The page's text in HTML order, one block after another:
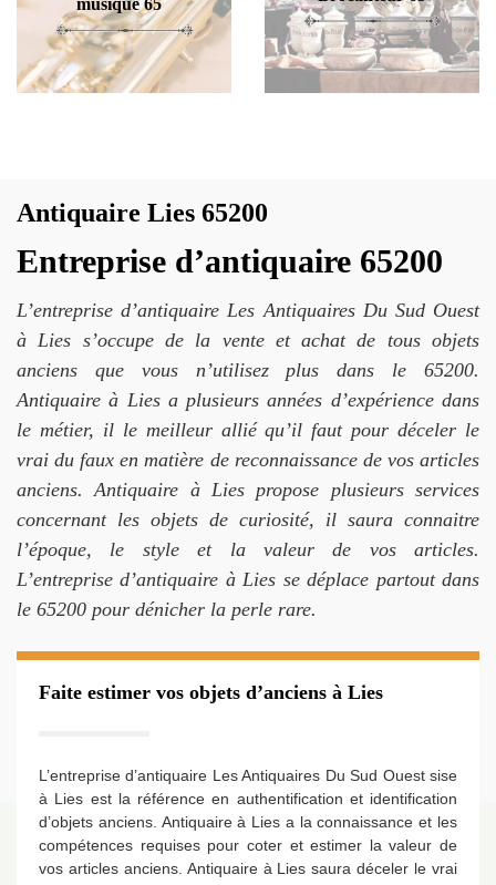
musique 65
Antiquaire Lies 65200
Entreprise d’antiquaire 65200
L’entreprise d’antiquaire Les Antiquaires Du Sud Ouest
à Lies s’occupe de la vente et achat de tous objets
anciens que vous n’utilisez plus dans le 65200.
Antiquaire à Lies a plusieurs années d’expérience dans
le métier, il le meilleur allié qu’il faut pour déceler le
vrai du faux en matière de reconnaissance de vos articles
anciens. Antiquaire à Lies propose plusieurs services
concernant les objets de curiosité, il saura connaitre
l’époque, le style et la valeur de vos articles.
L’entreprise d’antiquaire à Lies se déplace partout dans
le 65200 pour dénicher la perle rare.
Faite estimer vos objets d’anciens à Lies
L’entreprise d’antiquaire Les Antiquaires Du Sud Ouest sise
à Lies est la référence en authentification et identification
d’objets anciens. Antiquaire à Lies a la connaissance et les
compétences requises pour coter et estimer la valeur de
vos articles anciens. Antiquaire à Lies saura déceler le vrai